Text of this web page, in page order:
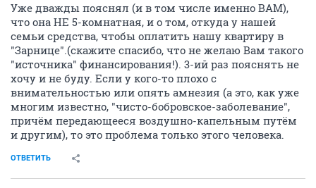
Уже дважды пояснял (и в том числе именно ВАМ),
что она НЕ 5-комнатная, и о том, откуда у нашей
семьи средства, чтобы оплатить нашу квартиру в
"Зарнице".(скажите спасибо, что не желаю Вам такого
"источника" финансирования!). 3-ий раз пояснять не
хочу и не буду. Если у кого-то плохо с
внимательностью или опять амнезия (а это, как уже
многим известно, "чисто-бобровское-заболевание",
причём передающееся воздушно-капельным путём
и другим), то это проблема только этого человека.
ОТВЕТИТЬ